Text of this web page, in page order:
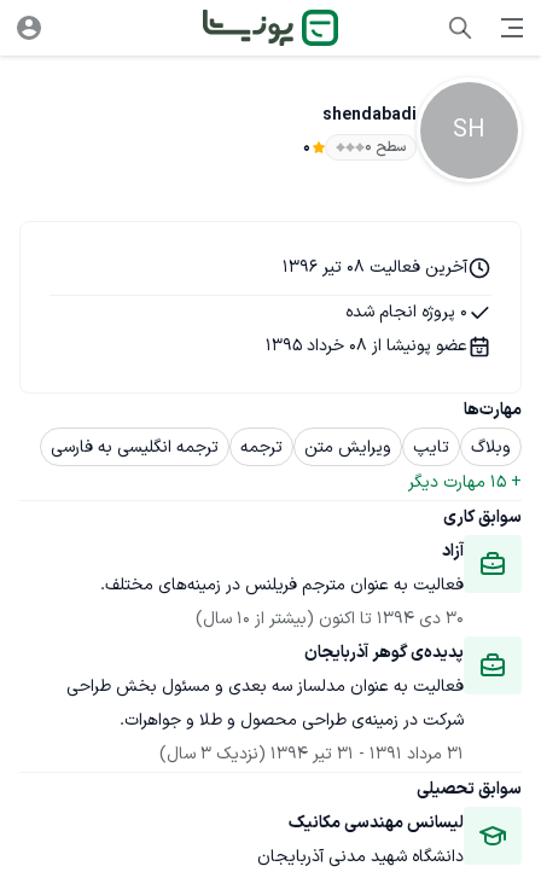
SH
shendabadi
سطح ۰ 0
مهارت‌ها
وبلاگ
تایپ ویرایش متن ترجمه
ترجمه انگلیسی به فارسی
+
15 مهارت دیگر
سوابق کاری
آزاد
فعالیت به عنوان مترجم فریلنس در زمینه‌های مختلف.
30 دی 1394
تا اکنون (بیشتر از 10 سال)
پدیده‌ی گوهر آذربایجان
فعالیت به عنوان مدلساز سه بعدی و مسئول بخش طراحی
شرکت در زمینه‌ی طراحی محصول و طلا و جواهرات.
31 مرداد 1391
- 31 تیر 1394
(نزدیک 3 سال)
سوابق تحصیلی
لیسانس مهندسی مکانیک
دانشگاه شهید مدنی آذربایجان
آخرین فعالیت 08 تیر 1396
0 پروژه انجام شده
عضو پونیشا از 08 خرداد 1395